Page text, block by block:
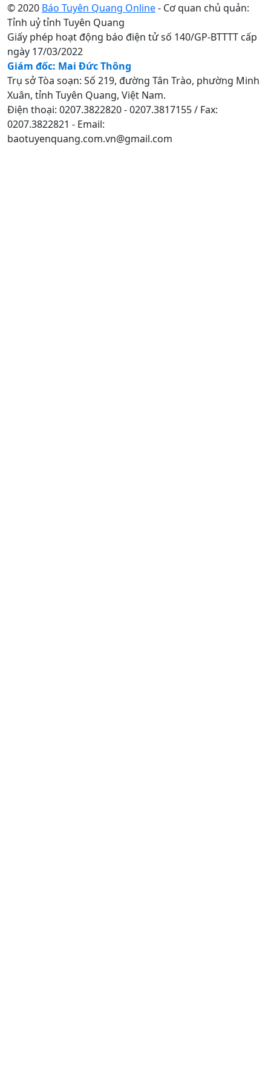
© 2020 Báo Tuyên Quang Online- Cơ quan chủ quản:
Tỉnh uỷ tỉnh Tuyên Quang
Giấy phép hoạt động báo điện tử số 140/GP-BTTTT cấp
ngày 17/03/2022
Giám đốc: Mai Đức Thông
Trụ sở Tòa soạn: Số 219, đường Tân Trào, phường Minh
Xuân, tỉnh Tuyên Quang, Việt Nam.
Điện thoại: 0207.3822820 - 0207.3817155 / Fax:
0207.3822821 - Email:
baotuyenquang.com.vn@gmail.com